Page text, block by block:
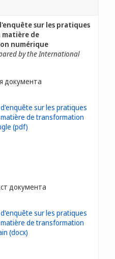
sur les pratiques
matière de
numérique
by the International
документа
документа